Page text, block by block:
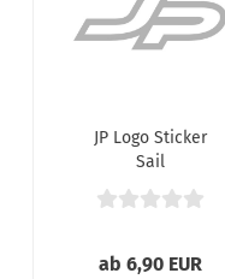
JP Logo Sticker
Sail
ab 6,90 EUR